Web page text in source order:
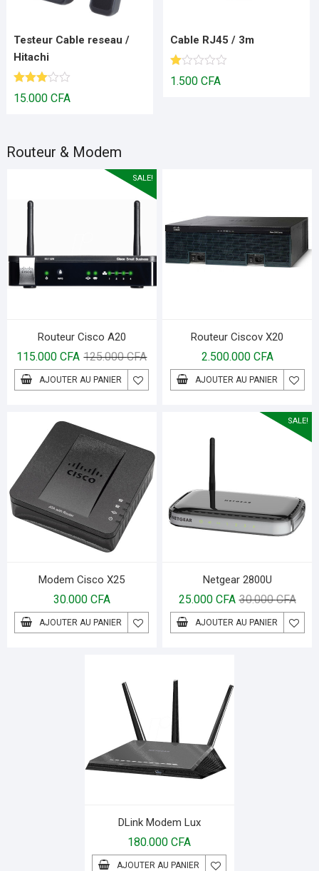
Testeur Cable reseau /
Hitachi
Note
3.00
15.000 CFA
Cable RJ45 / 3m
N
ot
1.500 CFA
Routeur & Modem
SALE!
Routeur Cisco A20
125.000CFA
115.000CFA
AJOUTER AU PANIER
Routeur Ciscov X20
2.500.000 CFA
AJOUTER AU PANIER
Modem Cisco X25
30.000 CFA
AJOUTER AU PANIER
SALE!
Netgear 2800U
30.000CFA
25.000 CFA
AJOUTER AU PANIER
DLink Modem Lux
180.000CFA
AJOUTER AU PANIER